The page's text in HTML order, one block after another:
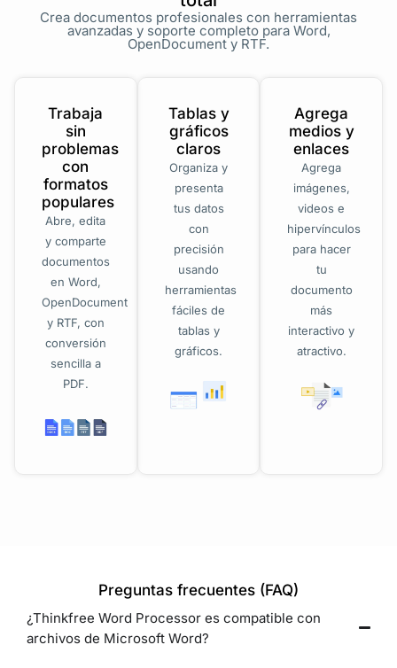
Crea documentos profesionales con herramientas
avanzadas y soporte completo para Word,
OpenDocument y RTF.
Trabaja
sin
problemas
con
formatos
populares
Abre, edita
y comparte
documentos
en Word,
OpenDocument
y RTF, con
conversión
sencilla a
PDF.
Tablas y
gráficos
claros
Organiza y
presenta
tus datos
con
precisión
usando
herramientas
fáciles de
tablas y
gráficos.
Agrega
medios y
enlaces
Agrega
imágenes,
videos e
hipervínculos
para hacer
tu
documento
más
interactivo y
atractivo.
Preguntas frecuentes (FAQ)
¿Thinkfree Word Processor es compatible con
archivos de Microsoft Word?